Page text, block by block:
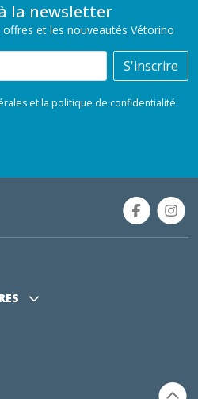
la newsletter
et les nouveautés Vétorino
S'inscrire
et la politique de confidentialité